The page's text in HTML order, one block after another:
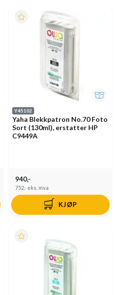
Y45102
Yaha Blekkpatron No.70 Foto
Sort (130ml), erstatter HP
C9449A
940,-
752,- eks. mva
KJØP